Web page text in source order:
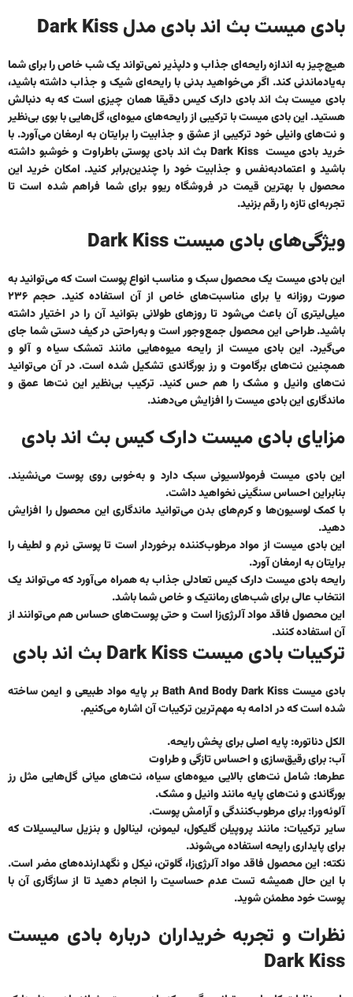
بادی میست بث اند بادی مدل Dark Kiss
هیچ‌چیز به اندازه رایحه‌ای جذاب و دلپذیر نمی‌تواند یک شب خاص را برای شما
به‌یادماندنی کند. اگر می‌خواهید بدنی با رایحه‌ای شیک و جذاب داشته باشید،
بادی میست بث اند بادی دارک کیس دقیقا همان چیزی است که به دنبالش
هستید. این بادی میست با ترکیبی از رایحه‌های میوه‌ای، گل‌هایی با بوی بی‌نظیر
و نت‌های وانیلی خود ترکیبی از عشق و جذابیت را برایتان به ارمغان می‌آورد. با
خرید بادی میست Dark Kiss بث اند بادی پوستی باطراوت و خوشبو داشته
باشید و اعتمادبه‌نفس و جذابیت خود را چندین‌برابر کنید. امکان خرید این
محصول با بهترین قیمت در فروشگاه ریوو برای شما فراهم شده است تا
تجربه‌ای تازه را رقم بزنید.
ویژگی‌های بادی میست Dark Kiss
این بادی میست یک محصول سبک و مناسب انواع پوست است که می‌توانید به
صورت روزانه یا برای مناسبت‌های خاص از آن استفاده کنید. حجم ۲۳۶
میلی‌لیتری آن باعث می‌شود تا روزهای طولانی بتوانید آن را در اختیار داشته
باشید. طراحی این محصول جمع‌وجور است و به‌راحتی در کیف دستی شما جای
می‌گیرد. این بادی میست از رایحه میوه‌هایی مانند تمشک سیاه و آلو و
همچنین نت‌های برگاموت و رز بورگاندی تشکیل شده است. در آن می‌توانید
نت‌های وانیل و مشک را هم حس کنید. ترکیب بی‌نظیر این نت‌ها عمق و
ماندگاری این بادی میست را افزایش می‌دهند.
مزایای بادی میست دارک کیس بث اند بادی
این بادی میست فرمولاسیونی سبک دارد و به‌خوبی روی پوست می‌نشیند.
بنابراین احساس سنگینی نخواهید داشت.
با کمک لوسیون‌ها و کرم‌های بدن می‌توانید ماندگاری این محصول را افزایش
دهید.
این بادی میست از مواد مرطوب‌کننده برخوردار است تا پوستی نرم و لطیف را
برایتان به ارمغان آورد.
رایحه بادی میست دارک کیس تعادلی جذاب به همراه می‌آورد که می‌تواند یک
انتخاب عالی برای شب‌های رمانتیک و خاص شما باشد.
این محصول فاقد مواد آلرژی‌زا است و حتی پوست‌های حساس هم می‌توانند از
آن استفاده کنند.
ترکیبات بادی میست Dark Kiss بث اند بادی
بادی میست Bath And Body Dark Kiss بر پایه مواد طبیعی و ایمن ساخته
شده است که در ادامه به مهم‌ترین ترکیبات آن اشاره می‌کنیم.
الکل دناتوره: پایه اصلی برای پخش رایحه.
آب: برای رقیق‌سازی و احساس تازگی و طراوت
عطرها: شامل نت‌های بالایی میوه‌های سیاه، نت‌های میانی گل‌‌هایی مثل رز
بورگاندی و نت‌های پایه مانند وانیل و مشک.
آلوئه‌ورا: برای مرطوب‌کنندگی و آرامش پوست.
سایر ترکیبات: مانند پروپیلن گلیکول، لیمونن، لینالول و بنزیل سالیسیلات که
برای پایداری رایحه استفاده می‌شوند.
نکته: این محصول فاقد مواد آلرژی‌زا، گلوتن، نیکل و نگهدارنده‌های مضر است.
با این حال همیشه تست عدم حساسیت را انجام دهید تا از سازگاری آن با
پوست خود مطمئن شوید.
نظرات و تجربه خریداران درباره بادی میست
Dark Kiss